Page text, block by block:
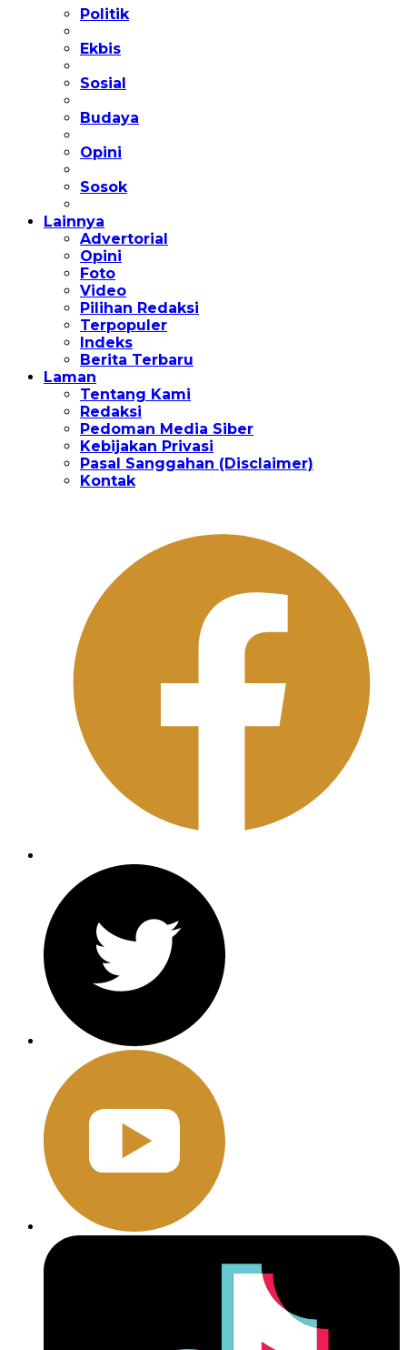
Politik
Ekbis
Sosial
Budaya
Opini
Sosok
Lainnya
Advertorial
Opini
Foto
Video
Pilihan Redaksi
Terpopuler
Indeks
Berita Terbaru
Laman
Tentang Kami
Redaksi
Pedoman Media Siber
Kebijakan Privasi
Pasal Sanggahan (Disclaimer)
Kontak